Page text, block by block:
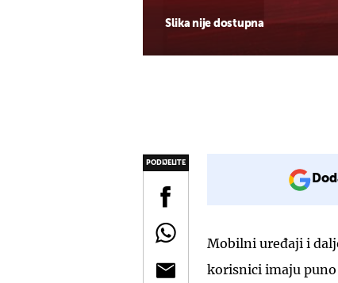
Slika nije dostupna
PODIJELITE
Mobilni uređaji i
korisnici imaju